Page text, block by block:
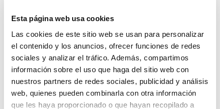
Esta página web usa cookies
Las cookies de este sitio web se usan para personalizar
el contenido y los anuncios, ofrecer funciones de redes
sociales y analizar el tráfico. Además, compartimos
información sobre el uso que haga del sitio web con
nuestros partners de redes sociales, publicidad y análisis
web, quienes pueden combinarla con otra información
que les haya proporcionado o que hayan recopilado a
hecho, desde la FBCV se solicita a los
Clubes y Entidades deportivas su
colaboración para que inviten a asistir a
aquellos jugadores/as que consideren que
por sus cualidades físicas y/o técnicas
pueden formar parte de estos equipos.